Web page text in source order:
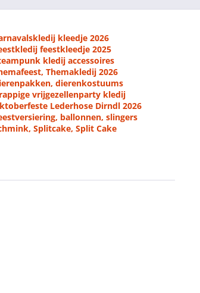
kleedje 2026
feestkleedje 2025
kledij accessoires
Themakledij 2026
dierenkostuums
vrijgezellenparty kledij
Lederhose Dirndl 2026
ballonnen, slingers
Splitcake, Split Cake